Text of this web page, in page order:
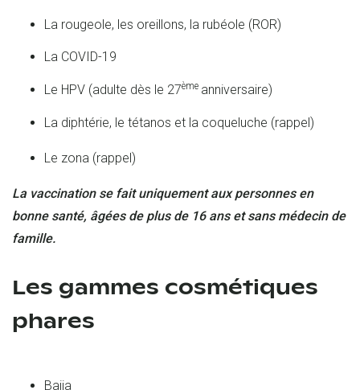
La rougeole, les oreillons, la rubéole (ROR)
La COVID-19
Le HPV (adulte dès le 27ème anniversaire)
La diphtérie, le tétanos et la coqueluche (rappel)
Le zona (rappel)
La vaccination se fait uniquement aux personnes en
bonne santé, âgées de plus de 16 ans et sans médecin de
famille.
Les gammes cosmétiques
phares
Baija